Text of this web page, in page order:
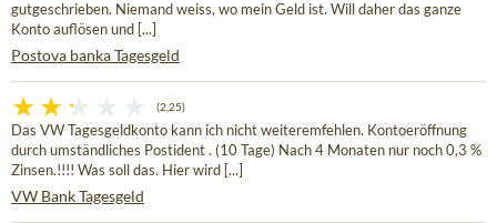
gutgeschrieben. Niemand weiss, wo mein Geld ist. Will daher das ganze
Konto auflösen und [...]
Postova banka Tagesgeld
(2,25)
Das VW Tagesgeldkonto kann ich nicht weiteremfehlen. Kontoeröffnung
durch umständliches Postident . (10 Tage) Nach 4 Monaten nur noch 0,3 %
Zinsen.!!!! Was soll das. Hier wird [...]
VW Bank Tagesgeld